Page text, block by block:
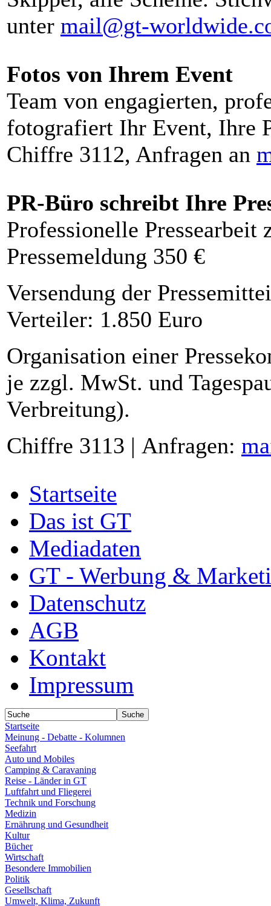
unter mail@gt-
Fotos von Ihrem Event
Team von engagierten,
fotografiert Ihr Event, Ihre
Chiffre 3112, Anfragen an
PR-Büro schreibt Ihre
Professionelle Pressearbeit
Pressemeldung 350 €
Versendung der
Verteiler: 1.850 Euro
Organisation einer
je zzgl. MwSt. und
Verbreitung).
Chiffre 3113 | Anfragen:
Startseite
Das ist GT
Mediadaten
GT - Werbung &
Datenschutz
AGB
Kontakt
Impressum
Startseite
Meinung - Debatte - Kolumnen
Seefahrt
Auto und Mobiles
Camping & Caravaning
Reise - Länder in GT
Luftfahrt und Fliegerei
Technik und Forschung
Medizin
Ernährung und Gesundheit
Kultur
Bücher
Wirtschaft
Besondere Immobilien
Politik
Gesellschaft
Umwelt, Klima, Zukunft